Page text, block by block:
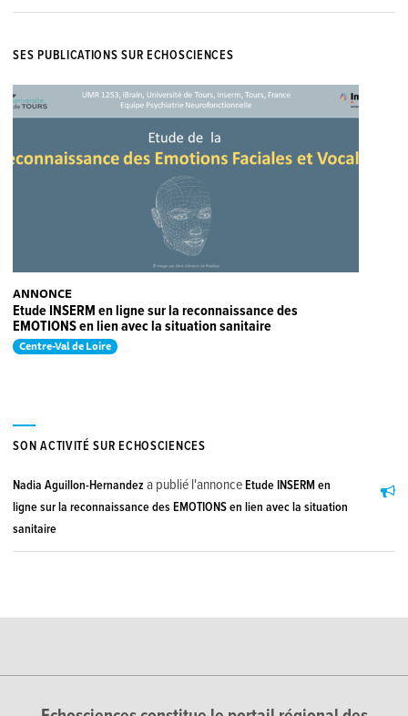
SES PUBLICATIONS SUR ECHOSCIENCES
ANNONCE
Etude INSERM en ligne sur la reconnaissance des
EMOTIONS en lien avec la situation sanitaire
Centre-Val de Loire
SON ACTIVITÉ SUR ECHOSCIENCES
Nadia Aguillon-Hernandez a publié l'annonceEtude INSERM en
ligne sur la reconnaissance des EMOTIONS en lien avec la situation
sanitaire